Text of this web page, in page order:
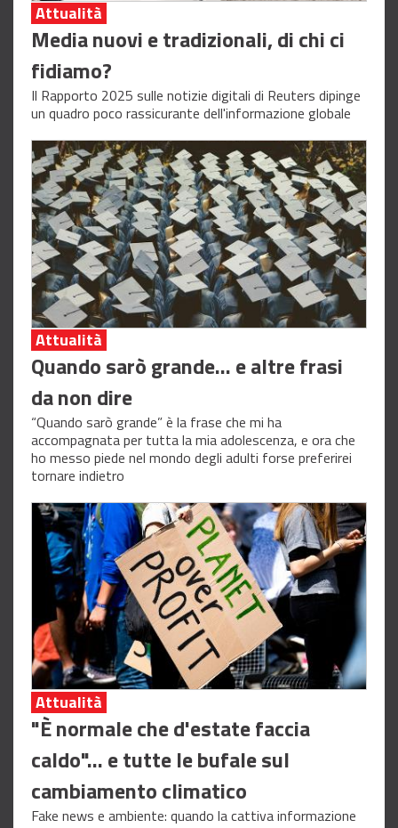
Attualità
Media nuovi e tradizionali, di chi ci
fidiamo?
Il Rapporto 2025 sulle notizie digitali di Reuters dipinge
un quadro poco rassicurante dell'informazione globale
Attualità
Quando sarò grande... e altre frasi
da non dire
“Quando sarò grande” è la frase che mi ha
accompagnata per tutta la mia adolescenza, e ora che
ho messo piede nel mondo degli adulti forse preferirei
tornare indietro
Attualità
"È normale che d'estate faccia
caldo"... e tutte le bufale sul
cambiamento climatico
Fake news e ambiente: quando la cattiva informazione